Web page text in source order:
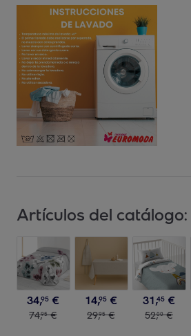
Artículos del catálogo:
34,95 €
74,95 €
14,95 €
29,95 €
31,45 €
52,00 €